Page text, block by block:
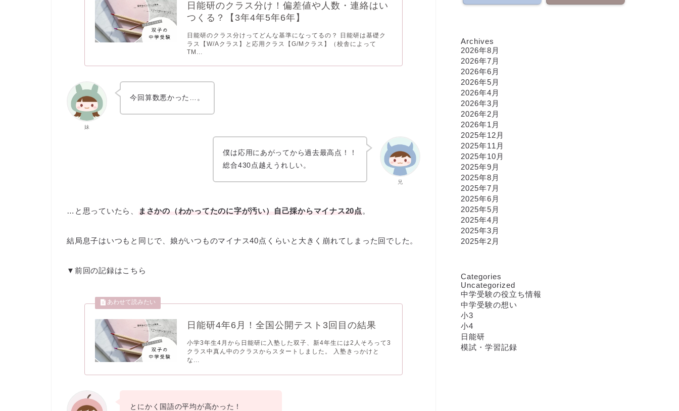
日能研のクラス分け！偏差値や人数・連絡はい
つくる？【3年4年5年6年】
日能研のクラス分けってどんな基準になってるの？ 日能研は基礎ク
ラス【W/Aクラス】と応用クラス【G/Mクラス】（校舎によって
TM...
妹
今回算数悪かった…。
兄
僕は応用にあがってから過去最高点！！
総合430点越えうれしい。
…と思っていたら、 まさかの（わかってたのに字が汚い）自己採からマイナス20点。
結局息子はいつもと同じで、娘がいつものマイナス40点くらいと大きく崩れてしまった回でした。
▼前回の記録はこちら
日能研4年6月！全国公開テスト3回目の結果
小学3年生4月から日能研に入塾した双子、新4年生には2人そろって3
クラス中真ん中のクラスからスタートしました。 入塾きっかけと
な...
とにかく国語の平均が高かった！
Archives
2026年8月
2026年7月
2026年6月
2026年5月
2026年4月
2026年3月
2026年2月
2026年1月
2025年12月
2025年11月
2025年10月
2025年9月
2025年8月
2025年7月
2025年6月
2025年5月
2025年4月
2025年3月
2025年2月
Categories
Uncategorized
中学受験の役立ち情報
中学受験の想い
小3
小4
日能研
模試・学習記録